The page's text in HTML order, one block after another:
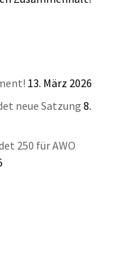
13. März 2026
neue Satzung 8.
250 für AWO